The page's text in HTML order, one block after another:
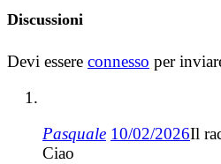
Discussioni
Devi essere connesso per
Pasquale 10/02/2026Il
Ciao